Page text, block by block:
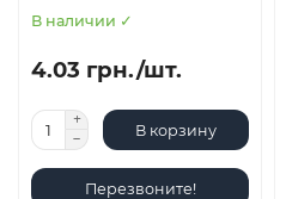
В наличии ✓
4.03 грн./шт.
В корзину
Перезвоните!